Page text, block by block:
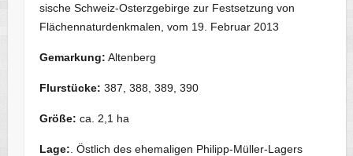
sische Schweiz-Osterzgebirge zur Festsetzung von
Flächennaturdenkmalen,vom 19. Februar 2013
Gemarkung: Altenberg
Flurstücke: 387, 388, 389, 390
Größe: ca. 2,1 ha
Lage: . Östlich des ehemaligen Philipp-Müller-Lagers